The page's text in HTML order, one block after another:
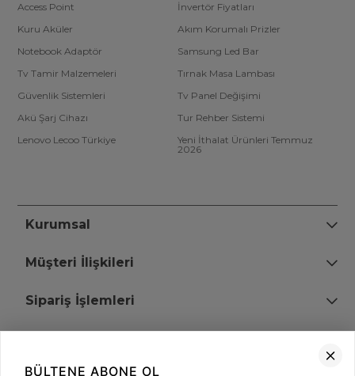
Access Point
İnvertör Fiyatları
Kuru Aküler
Akım Korumalı Prizler
Notebook Adaptör
Samsung Led Bar
Tv Tamir Malzemeleri
Tırnak Masa Lambası
Güvenlik Sistemleri
Tv Panel Değişimi
Akü Şarj Cihazı
Tur Rehber Sistemi
Lenovo Lecoo Türkiye
Yeni İthalat Ürünleri Temmuz
2026
Kurumsal
Müşteri İlişkileri
Sipariş İşlemleri
+90 (850) 473 08 08
BÜLTENE ABONE OL